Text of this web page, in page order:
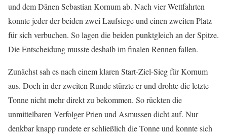
und dem Dänen Sebastian Kornum ab. Nach vier Wettfahrten
konnte jeder der beiden zwei Laufsiege und einen zweiten Platz
für sich verbuchen. So lagen die beiden punktgleich an der Spitze.
Die Entscheidung musste deshalb im finalen Rennen fallen.
Zunächst sah es nach einem klaren Start-Ziel-Sieg für Kornum
aus. Doch in der zweiten Runde stürzte er und drohte die letzte
Tonne nicht mehr direkt zu bekommen. So rückten die
unmittelbaren Verfolger Prien und Asmussen dicht auf. Nur
denkbar knapp rundete er schließlich die Tonne und konnte sich